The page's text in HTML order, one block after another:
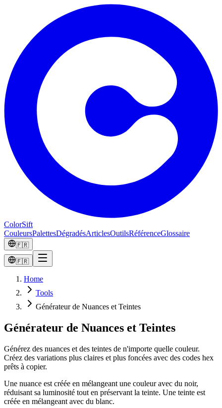
ColorSift
CouleursPalettesDégradésArticlesOutilsRéférenceGlossaire
🇫🇷
🇫🇷
Home
Tools
Générateur de Nuances et Teintes
Générateur de Nuances et Teintes
Générez des nuances et des teintes de n'importe quelle couleur.
Créez des variations plus claires et plus foncées avec des codes hex
prêts à copier.
Une nuance est créée en mélangeant une couleur avec du noir,
réduisant sa luminosité tout en préservant la teinte. Une teinte est
créée en mélangeant avec du blanc.